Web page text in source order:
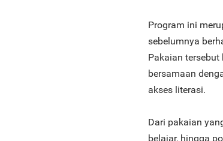
Program ini
sebelumnya
Pakaian
bersamaan
akses literasi.
Dari pakaian
belajar, hingga